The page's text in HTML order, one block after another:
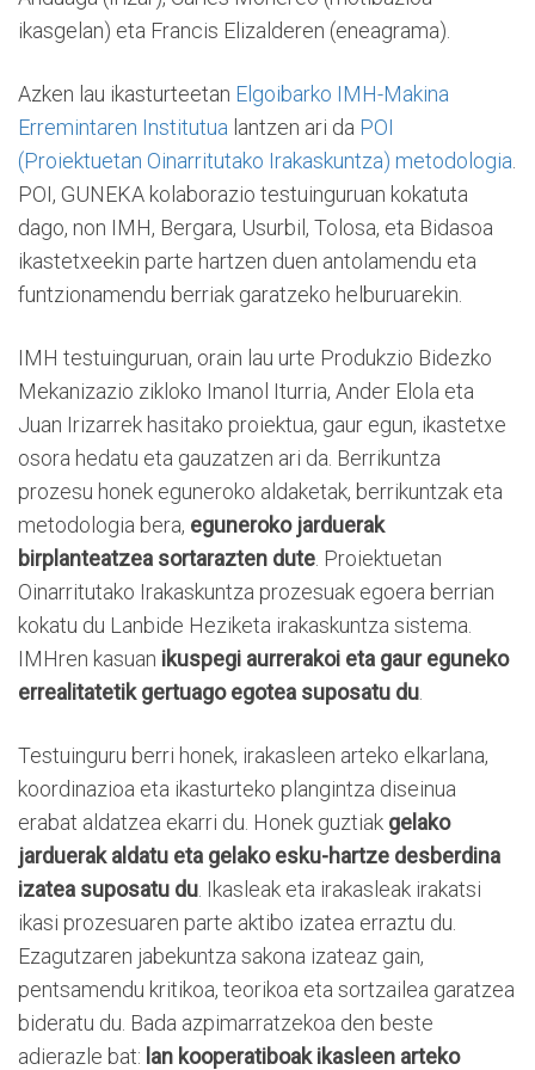
ikasgelan) eta Francis Elizalderen (eneagrama).
Azken lau ikasturteetan Elgoibarko IMH-Makina
Erremintaren Institutua lantzen ari da POI
(Proiektuetan Oinarritutako Irakaskuntza) metodologia
POI, GUNEKA kolaborazio testuinguruan kokatuta
dago, non IMH, Bergara, Usurbil, Tolosa, eta Bidasoa
ikastetxeekin parte hartzen duen antolamendu eta
funtzionamendu berriak garatzeko helburuarekin.
IMH testuinguruan, orain lau urte Produkzio Bidezko
Mekanizazio zikloko Imanol Iturria, Ander Elola eta
Juan Irizarrek hasitako proiektua, gaur egun, ikastetxe
osora hedatu eta gauzatzen ari da. Berrikuntza
prozesu honek eguneroko aldaketak, berrikuntzak eta
metodologia bera, eguneroko jarduerak
birplanteatzea sortarazten dute . Proiektuetan
Oinarritutako Irakaskuntza prozesuak egoera berrian
kokatu du Lanbide Heziketa irakaskuntza sistema.
IMHren kasuan ikuspegi aurrerakoi eta gaur eguneko
errealitatetik gertuago egotea suposatu du
Testuinguru berri honek, irakasleen arteko elkarlana,
koordinazioa eta ikasturteko plangintza diseinua
erabat aldatzea ekarri du. Honek guztiak gelako
jarduerak aldatu eta gelako esku-hartze desberdina
izatea suposatu du . Ikasleak eta irakasleak irakatsi
ikasi prozesuaren parte aktibo izatea erraztu du.
Ezagutzaren jabekuntza sakona izateaz gain,
pentsamendu kritikoa, teorikoa eta sortzailea garatzea
bideratu du. Bada azpimarratzekoa den beste
adierazle bat: lan kooperatiboak ikasleen arteko